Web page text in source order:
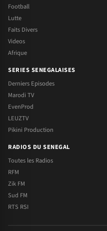
Football
Lutte
Faits Divers
Videos
Afrique
SERIES SENEGALAISES
Derniers Episodes
Marodi TV
EvenProd
LEUZTV
Pikini Production
RADIOS DU SENEGAL
Toutes les Radios
RFM
Zik FM
Sud FM
RTS RSI